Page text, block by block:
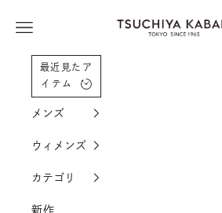
土屋鞄製造所
メニューを開く
最近見たア
イテム
メンズ
ウィメンズ
カテゴリ
新作